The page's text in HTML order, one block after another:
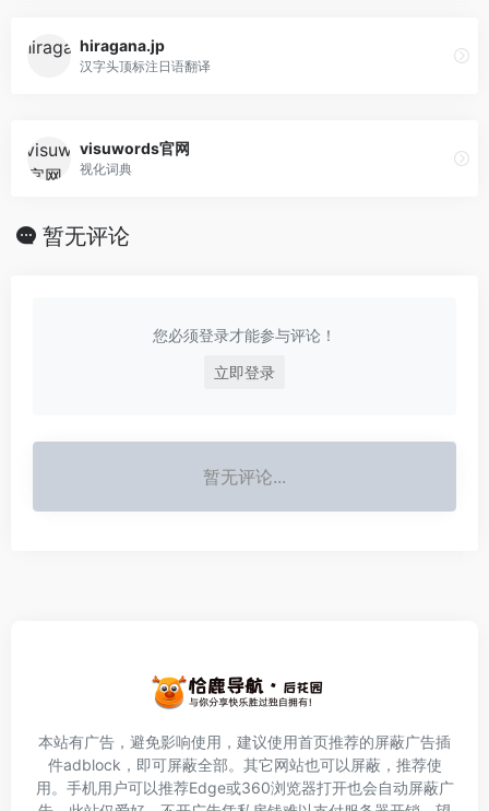
hiragana.jp
汉字头顶标注日语翻译
visuwords官网
视化词典
暂无评论
您必须登录才能参与评论！
立即登录
暂无评论...
本站有广告，避免影响使用，建议使用首页推荐的屏蔽广告插
件adblock ，即可屏蔽全部。其它网站也可以屏蔽，推荐使
用。手机用户可以推荐Edge或360浏览器打开也会自动屏蔽广